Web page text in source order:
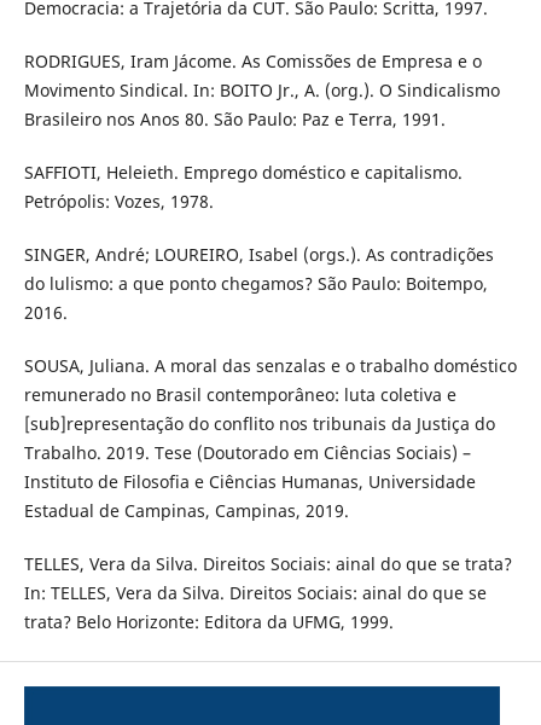
Democracia: a Trajetória da CUT. São Paulo: Scritta, 1997.
RODRIGUES, Iram Jácome. As Comissões de Empresa e o
Movimento Sindical. In: BOITO Jr., A. (org.). O Sindicalismo
Brasileiro nos Anos 80. São Paulo: Paz e Terra, 1991.
SAFFIOTI, Heleieth. Emprego doméstico e capitalismo.
Petrópolis: Vozes, 1978.
SINGER, André; LOUREIRO, Isabel (orgs.). As contradições
do lulismo: a que ponto chegamos? São Paulo: Boitempo,
2016.
SOUSA, Juliana. A moral das senzalas e o trabalho doméstico
remunerado no Brasil contemporâneo: luta coletiva e
[sub]representação do conflito nos tribunais da Justiça do
Trabalho. 2019. Tese (Doutorado em Ciências Sociais) –
Instituto de Filosofia e Ciências Humanas, Universidade
Estadual de Campinas, Campinas, 2019.
TELLES, Vera da Silva. Direitos Sociais: ainal do que se trata?
In: TELLES, Vera da Silva. Direitos Sociais: ainal do que se
trata? Belo Horizonte: Editora da UFMG, 1999.